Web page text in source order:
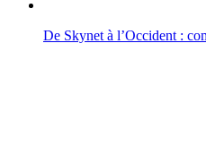
De Skynet à l’Occident :